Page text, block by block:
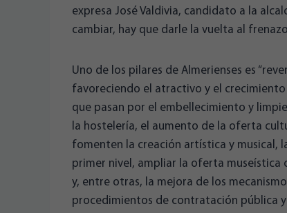
expresa José Valdivia, candidato a la
cambiar, hay que darle la vuelta al
Uno de los pilares de Almerienses es
favoreciendo el atractivo y el crecimiento
que pasan por el embellecimiento y
la hostelería, el aumento de la oferta
fomenten la creación artística y musical,
primer nivel, ampliar la oferta museística
y, entre otras, la mejora de los
procedimientos de contratación pública